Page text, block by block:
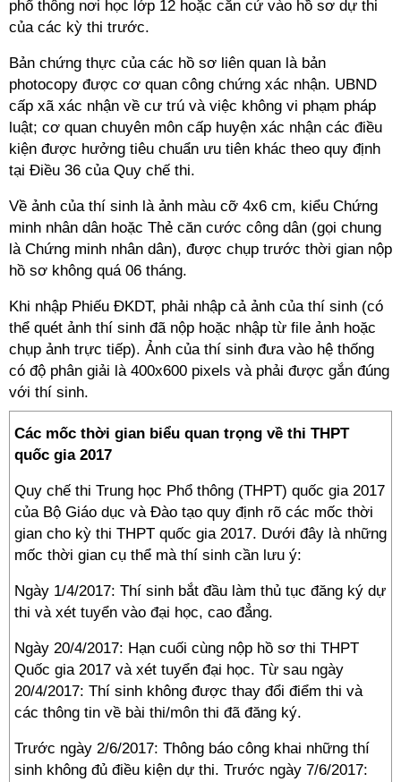
phổ thông nơi học lớp 12 hoặc căn cứ vào hồ sơ dự thi
của các kỳ thi trước.
Bản chứng thực của các hồ sơ liên quan là bản
photocopy được cơ quan công chứng xác nhận. UBND
cấp xã xác nhận về cư trú và việc không vi phạm pháp
luật; cơ quan chuyên môn cấp huyện xác nhận các điều
kiện được hưởng tiêu chuẩn ưu tiên khác theo quy định
tại Điều 36 của Quy chế thi.
Về ảnh của thí sinh là ảnh màu cỡ 4x6 cm, kiểu Chứng
minh nhân dân hoặc Thẻ căn cước công dân (gọi chung
là Chứng minh nhân dân), được chụp trước thời gian nộp
hồ sơ không quá 06 tháng.
Khi nhập Phiếu ĐKDT, phải nhập cả ảnh của thí sinh (có
thể quét ảnh thí sinh đã nộp hoặc nhập từ file ảnh hoặc
chụp ảnh trực tiếp). Ảnh của thí sinh đưa vào hệ thống
có độ phân giải là 400x600 pixels và phải được gắn đúng
với thí sinh.
Các mốc thời gian biểu quan trọng về thi THPT
quốc gia 2017
Quy chế thi Trung học Phổ thông (THPT) quốc gia 2017
của Bộ Giáo dục và Đào tạo quy định rõ các mốc thời
gian cho kỳ thi THPT quốc gia 2017. Dưới đây là những
mốc thời gian cụ thể mà thí sinh cần lưu ý:
Ngày 1/4/2017: Thí sinh bắt đầu làm thủ tục đăng ký dự
thi và xét tuyển vào đại học, cao đẳng.
Ngày 20/4/2017: Hạn cuối cùng nộp hồ sơ thi THPT
Quốc gia 2017 và xét tuyển đại học. Từ sau ngày
20/4/2017: Thí sinh không được thay đổi điểm thi và
các thông tin về bài thi/môn thi đã đăng ký.
Trước ngày 2/6/2017: Thông báo công khai những thí
sinh không đủ điều kiện dự thi. Trước ngày 7/6/2017: